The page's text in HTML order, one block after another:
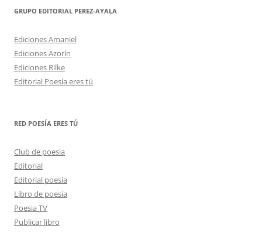
GRUPO EDITORIAL PEREZ-AYALA
Ediciones Amaniel
Ediciones Azorín
Ediciones Rilke
Editorial Poesía eres tú
RED POESÍA ERES TÚ
Club de poesia
Editorial
Editorial poesía
Libro de poesia
Poesia TV
Publicar libro